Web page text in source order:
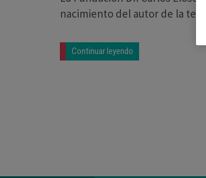
nacimiento del autor de la
Continuar leyendo